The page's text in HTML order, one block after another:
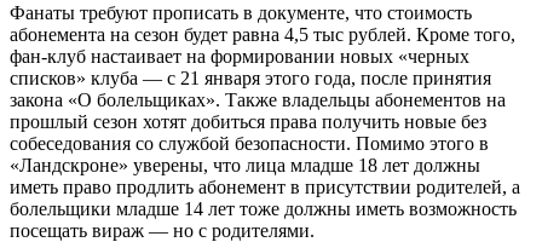
Фанаты требуют прописать в документе, что стоимость
абонемента на сезон будет равна 4,5 тыс рублей. Кроме того,
фан-клуб настаивает на формировании новых «черных
списков» клуба — с 21 января этого года, после принятия
закона «О болельщиках». Также владельцы абонементов на
прошлый сезон хотят добиться права получить новые без
собеседования со службой безопасности. Помимо этого в
«Ландскроне» уверены, что лица младше 18 лет должны
иметь право продлить абонемент в присутствии родителей, а
болельщики младше 14 лет тоже должны иметь возможность
посещать вираж — но с родителями.